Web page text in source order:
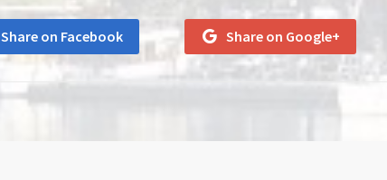
Share on Facebook Share on Google+